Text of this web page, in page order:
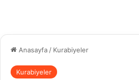
Anasayfa / Kurabiyeler
Kurabiyeler